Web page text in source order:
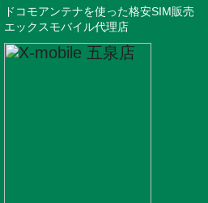
ドコモアンテナを使った格安SIM販売
エックスモバイル代理店